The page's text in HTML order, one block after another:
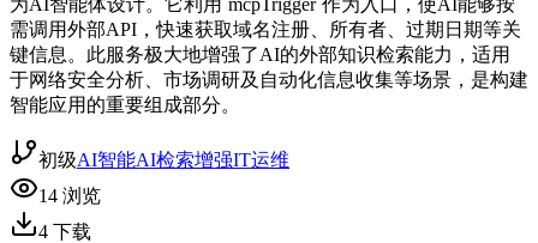
需调用外部API，快速获取域名注册、所有者、过期日期等关
键信息。此服务极大地增强了AI的外部知识检索能力，适用
于网络安全分析、市场调研及自动化信息收集等场景，是构建
智能应用的重要组成部分。
初级AI智能AI检索增强IT运维
14 浏览
4 下载